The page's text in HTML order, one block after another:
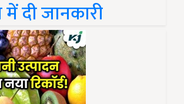
दी जानकारी